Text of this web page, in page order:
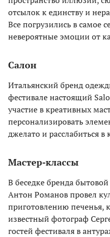
отсылок к единству и
Все погрузились в самое
невероятные эмоции от
Салон
Итальянский бренд
фестивале настоящий
участие в креативных
персонализировать
джелато и расслабиться
Мастер-классы
В беседке бренда
Антон Романов провел
приготовлению печенья,
известный фотограф
гостей фестиваля в